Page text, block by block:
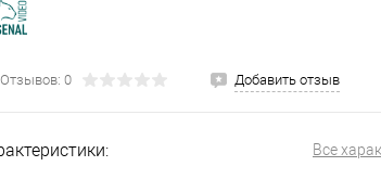
Отзывов: 0 Добавить отзыв
Все